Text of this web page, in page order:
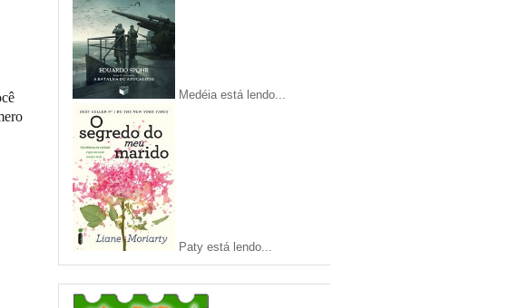
Medéia está lendo...
Paty está lendo...